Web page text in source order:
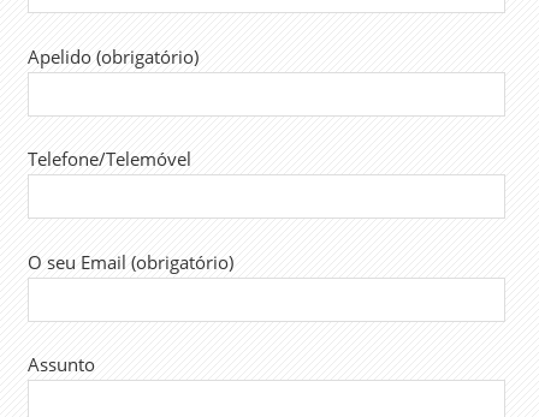
Apelido (obrigatório)
Telefone/Telemóvel
O seu Email (obrigatório)
Assunto